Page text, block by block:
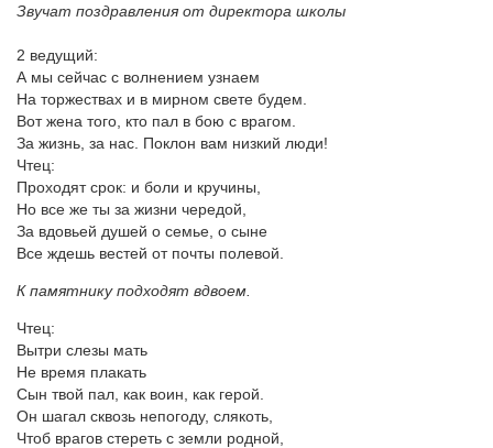
Звучат поздравления от директора школы
2 ведущий:
А мы сейчас с волнением узнаем
На торжествах и в мирном свете будем.
Вот жена того, кто пал в бою с врагом.
За жизнь, за нас. Поклон вам низкий люди!
Чтец:
Проходят срок: и боли и кручины,
Но все же ты за жизни чередой,
За вдовьей душей о семье, о сыне
Все ждешь вестей от почты полевой.
К памятнику подходят вдвоем.
Чтец:
Вытри слезы мать
Не время плакать
Сын твой пал, как воин, как герой.
Он шагал сквозь непогоду, слякоть,
Чтоб врагов стереть с земли родной,